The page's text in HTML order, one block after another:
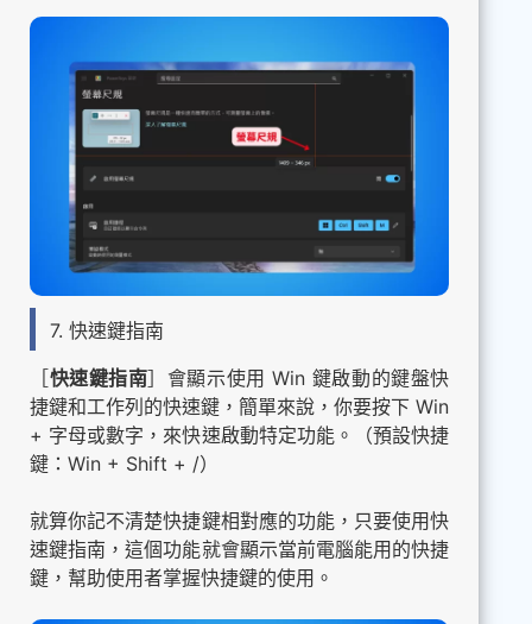
7. 快速鍵指南
快速鍵指南］會顯示使用 Win 鍵啟動的鍵盤快
捷鍵和工作列的快速鍵，簡單來說，你要按下 Win
+ 字母或數字，來快速啟動特定功能。（預設快捷
鍵：Win + Shift + /）
就算你記不清楚快捷鍵相對應的功能，只要使用快
速鍵指南，這個功能就會顯示當前電腦能用的快捷
鍵，幫助使用者掌握快捷鍵的使用。